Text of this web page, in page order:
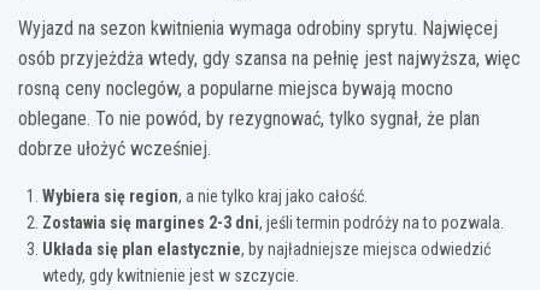
Wyjazd na sezon kwitnienia wymaga odrobiny sprytu. Najwięcej
osób przyjeżdża wtedy, gdy szansa na pełnię jest najwyższa, więc
rosną ceny noclegów, a popularne miejsca bywają mocno
oblegane. To nie powód, by rezygnować, tylko sygnał, że plan
dobrze ułożyć wcześniej.
Wybiera się region, a nie tylko kraj jako całość.
Zostawia się margines 2-3 dni, jeśli termin podróży na to pozwala.
Układa się plan elastycznie, by najładniejsze miejsca odwiedzić
wtedy, gdy kwitnienie jest w szczycie.